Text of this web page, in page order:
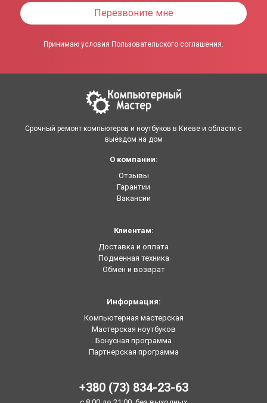
Перезвоните мне
Принимаю условия Пользовательского соглашения.
Срочный ремонт компьютеров и ноутбуков в Киеве и области с
выездом на дом
О компании:
Отзывы
Гарантии
Вакансии
Клиентам:
Доставка и оплата
Подменная техника
Обмен и возврат
Информация:
Компьютерная мастерская
Мастерская ноутбуков
Бонусная программа
Партнерская программа
+380 (73) 834-23-63